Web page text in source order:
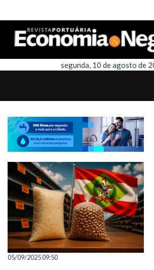
segunda, 10 de agosto de
05/09/2025 09:50